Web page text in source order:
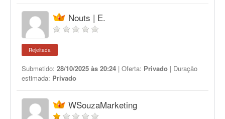
Nouts | E.
Rejeitada
Submetido: 28/10/2025 às 20:24 | Oferta: Privado | Duração
estimada: Privado
WSouzaMarketing